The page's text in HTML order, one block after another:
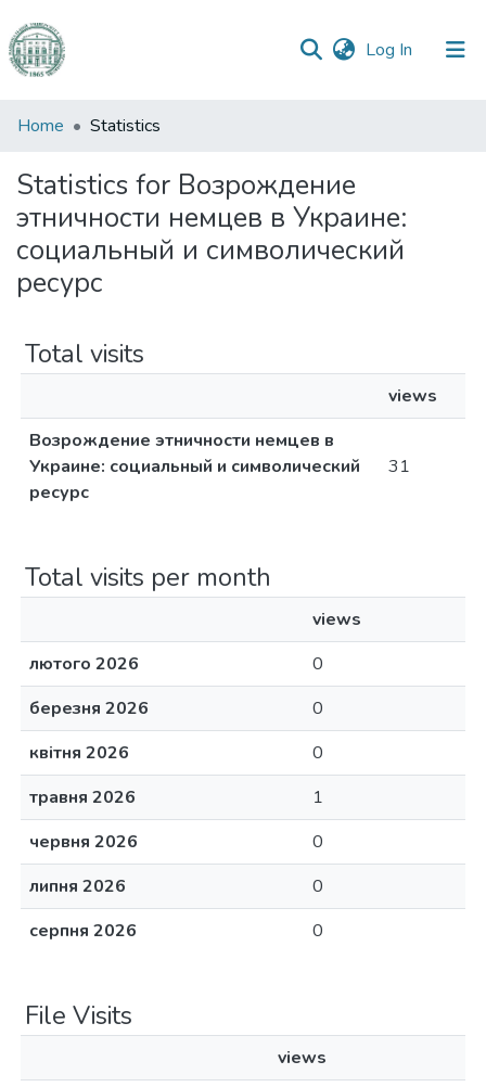
Log In (current)
Communities
Collections
All of DSpace
Home Statistics
Statistics for Возрождение
этничности немцев в Украине:
социальный и символический
ресурс
Total visits
views
Возрождение этничности немцев в
Украине: социальный и символический
ресурс
31
Total visits per month
views
лютого 2026
0
березня 2026
0
квітня 2026
0
травня 2026
1
червня 2026
0
липня 2026
0
серпня 2026
0
File Visits
views